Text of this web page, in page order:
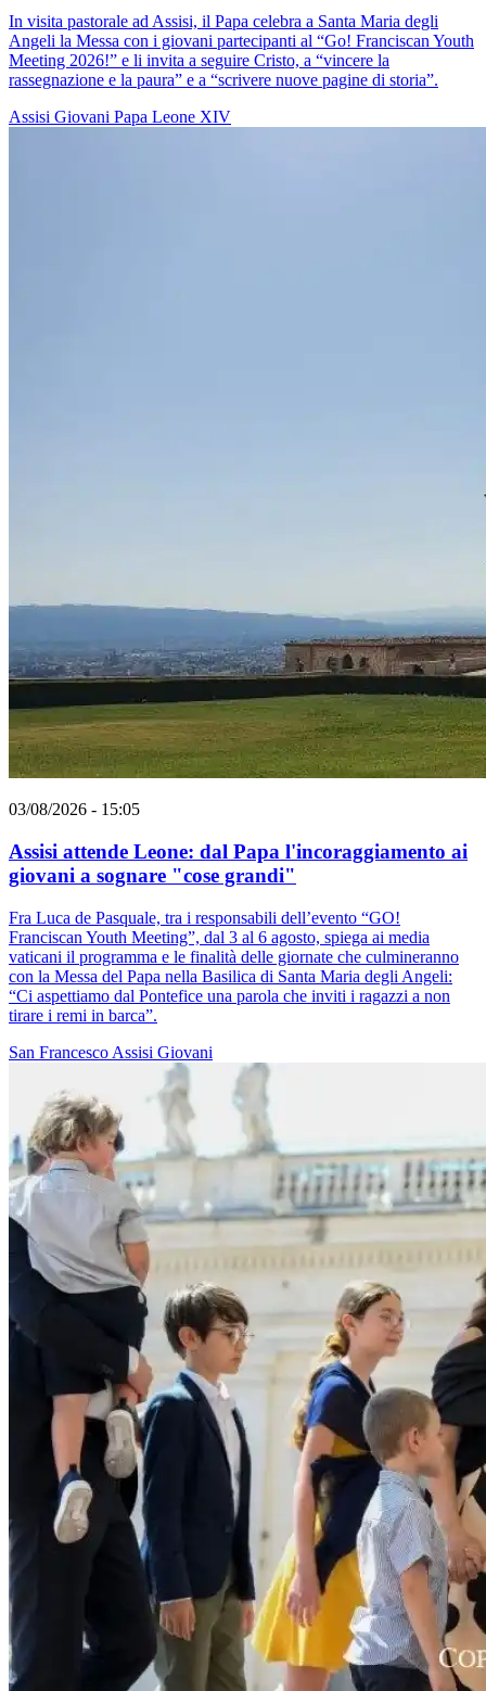
In visita pastorale ad Assisi, il Papa celebra a Santa Maria degli
Angeli la Messa con i giovani partecipanti al “Go! Franciscan Youth
Meeting 2026!” e li invita a seguire Cristo, a “vincere la
rassegnazione e la paura” e a “scrivere nuove pagine di storia”.
Assisi Giovani Papa Leone XIV
03/08/2026 - 15:05
Assisi attende Leone: dal Papa l'incoraggiamento ai
giovani a sognare "cose grandi"
Fra Luca de Pasquale, tra i responsabili dell’evento “GO!
Franciscan Youth Meeting”, dal 3 al 6 agosto, spiega ai media
vaticani il programma e le finalità delle giornate che culmineranno
con la Messa del Papa nella Basilica di Santa Maria degli Angeli:
“Ci aspettiamo dal Pontefice una parola che inviti i ragazzi a non
tirare i remi in barca”.
San Francesco Assisi Giovani